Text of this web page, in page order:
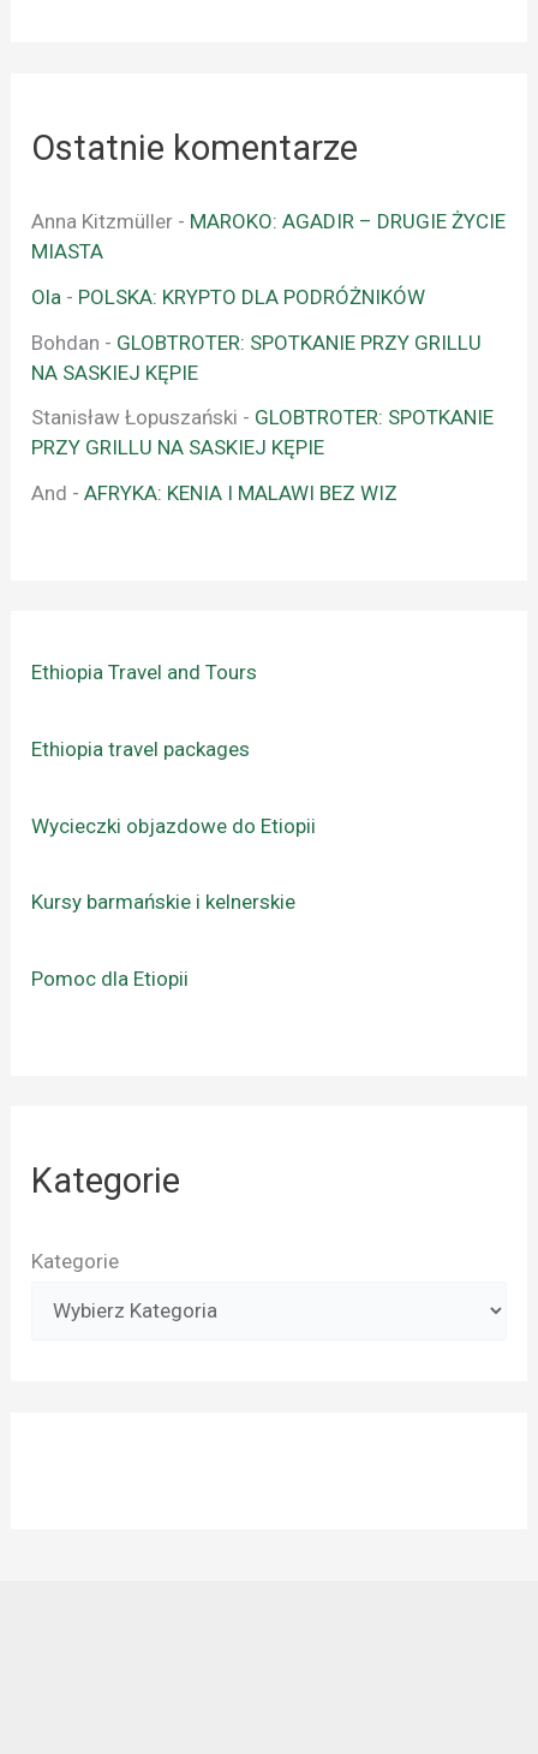
Ostatnie komentarze
Anna Kitzmüller - MAROKO: AGADIR – DRUGIE ŻYCIE
MIASTA
Ola - POLSKA: KRYPTO DLA PODRÓŻNIKÓW
Bohdan - GLOBTROTER: SPOTKANIE PRZY GRILLU
NA SASKIEJ KĘPIE
Stanisław Łopuszański - GLOBTROTER: SPOTKANIE
PRZY GRILLU NA SASKIEJ KĘPIE
And -AFRYKA: KENIA I MALAWI BEZ WIZ
Ethiopia Travel and Tours
Ethiopia travel packages
Wycieczki objazdowe do Etiopii
Kursy barmańskie i kelnerskie
Pomoc dla Etiopii
Kategorie
Kategorie